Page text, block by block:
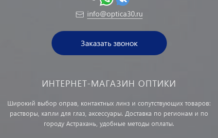
info@optica30.ru
Заказать звонок
ИНТЕРНЕТ-МАГАЗИН ОПТИКИ
Широкий выбор оправ, контактных линз и сопутствующих товаров:
растворы, капли для глаз, аксессуары. Доставка по регионам и по
городу Астрахань, удобные методы оплаты.